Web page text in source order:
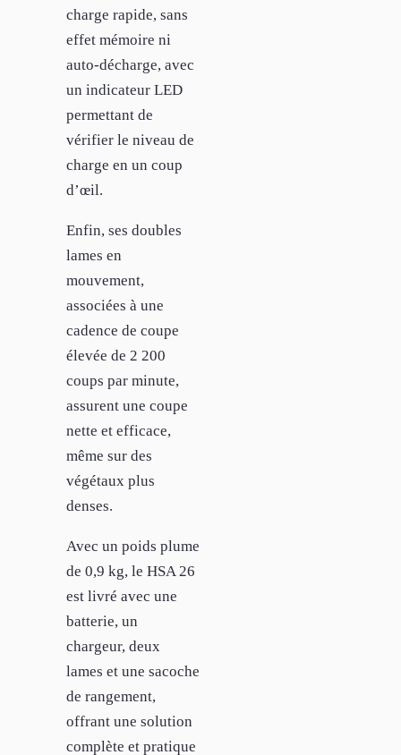
charge rapide, sans
effet mémoire ni
auto-décharge, avec
un indicateur LED
permettant de
vérifier le niveau de
charge en un coup
d’œil.
Enfin, ses doubles
lames en
mouvement,
associées à une
cadence de coupe
élevée de 2 200
coups par minute,
assurent une coupe
nette et efficace,
même sur des
végétaux plus
denses.
Avec un poids plume
de 0,9 kg, le HSA 26
est livré avec une
batterie, un
chargeur, deux
lames et une sacoche
de rangement,
offrant une solution
complète et pratique